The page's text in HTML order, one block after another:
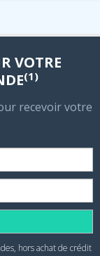
VOTRE
(1)
recevoir votre
hors achat de crédit